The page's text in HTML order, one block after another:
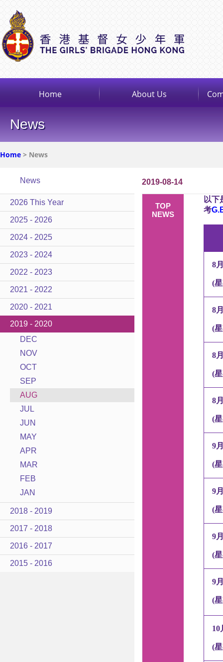
Home About Us
News
Home > News
News
2026 This Year
2025 - 2026
2024 - 2025
2023 - 2024
2022 - 2023
2021 - 2022
2020 - 2021
2019 - 2020
DEC
NOV
OCT
SEP
AUG
JUL
JUN
MAY
APR
MAR
FEB
JAN
2018 - 2019
2017 - 2018
2016 - 2017
2015 - 2016
2019-08-14
TOP
NEWS
以下
考
8
(
8
(
8
(
8
(
9
(
9
(
9
(
9
(
10
(